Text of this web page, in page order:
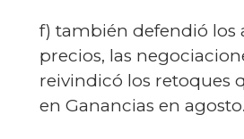
f) también defendió los
precios, las
reivindicó los retoques
en Ganancias en agosto.